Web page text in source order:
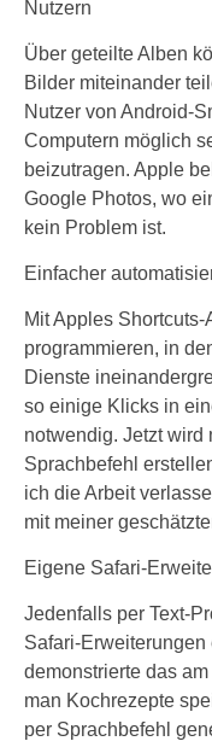
Nutzern
Über geteilte Alben
Bilder miteinander
Nutzer von Android-
Computern möglich
beizutragen. Apple
Google Photos, wo
kein Problem ist.
Einfacher
Mit Apples
programmieren, in
Dienste
so einige Klicks in
notwendig. Jetzt wird
Sprachbefehl
ich die Arbeit
mit meiner
Eigene Safari-
Jedenfalls per Text-
Safari-
demonstrierte das
man Kochrezepte
per Sprachbefehl